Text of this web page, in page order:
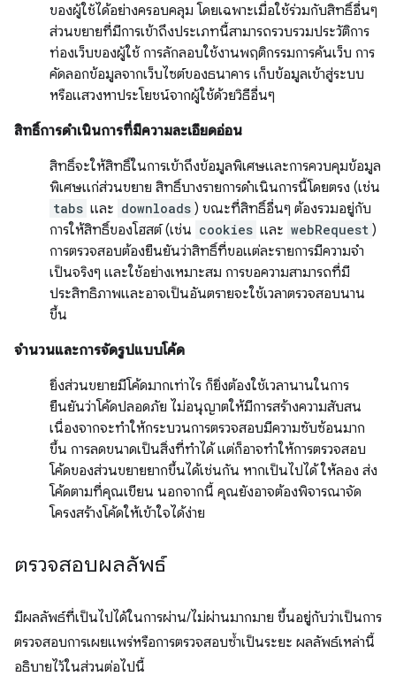
ของผู้ใช้ได้อย่างครอบคลุม โดยเฉพาะเมื่อใช้ร่วมกับสิทธิ์อื่นๆ
ส่วนขยายที่มีการเข้าถึงประเภทนี้สามารถรวบรวมประวัติการ
ท่องเว็บของผู้ใช้ การลักลอบใช้งานพฤติกรรมการค้นเว็บ การ
คัดลอกข้อมูลจากเว็บไซต์ของธนาคาร เก็บข้อมูลเข้าสู่ระบบ
หรือแสวงหาประโยชน์จากผู้ใช้ด้วยวิธีอื่นๆ
สิทธิ์การดำเนินการที่มีความละเอียดอ่อน
สิทธิ์จะให้สิทธิ์ในการเข้าถึงข้อมูลพิเศษและการควบคุมข้อมูล
พิเศษแก่ส่วนขยาย สิทธิ์บางรายการดำเนินการนี้โดยตรง (เช่น
tabs และ downloads ) ขณะที่สิทธิ์อื่นๆ ต้องรวมอยู่กับ
การให้สิทธิ์ของโฮสต์ (เช่น cookies และ webRequest )
การตรวจสอบต้องยืนยันว่าสิทธิ์ที่ขอแต่ละรายการมีความจำ
เป็นจริงๆ และใช้อย่างเหมาะสม การขอความสามารถที่มี
ประสิทธิภาพและอาจเป็นอันตรายจะใช้เวลาตรวจสอบนาน
ขึ้น
จำนวนและการจัดรูปแบบโค้ด
ยิ่งส่วนขยายมีโค้ดมากเท่าไร ก็ยิ่งต้องใช้เวลานานในการ
ยืนยันว่าโค้ดปลอดภัย ไม่อนุญาตให้มีการสร้างความสับสน
เนื่องจากจะทำให้กระบวนการตรวจสอบมีความซับซ้อนมาก
ขึ้น การลดขนาดเป็นสิ่งที่ทำได้ แต่ก็อาจทำให้การตรวจสอบ
โค้ดของส่วนขยายยากขึ้นได้เช่นกัน หากเป็นไปได้ ให้ลอง ส่ง
โค้ดตามที่คุณเขียน นอกจากนี้ คุณยังอาจต้องพิจารณาจัด
โครงสร้างโค้ดให้เข้าใจได้ง่าย
ตรวจสอบผลลัพธ์
มีผลลัพธ์ที่เป็นไปได้ในการผ่าน/ไม่ผ่านมากมาย ขึ้นอยู่กับว่าเป็นการ
ตรวจสอบการเผยแพร่หรือการตรวจสอบซ้ำเป็นระยะ ผลลัพธ์เหล่านี้
อธิบายไว้ในส่วนต่อไปนี้